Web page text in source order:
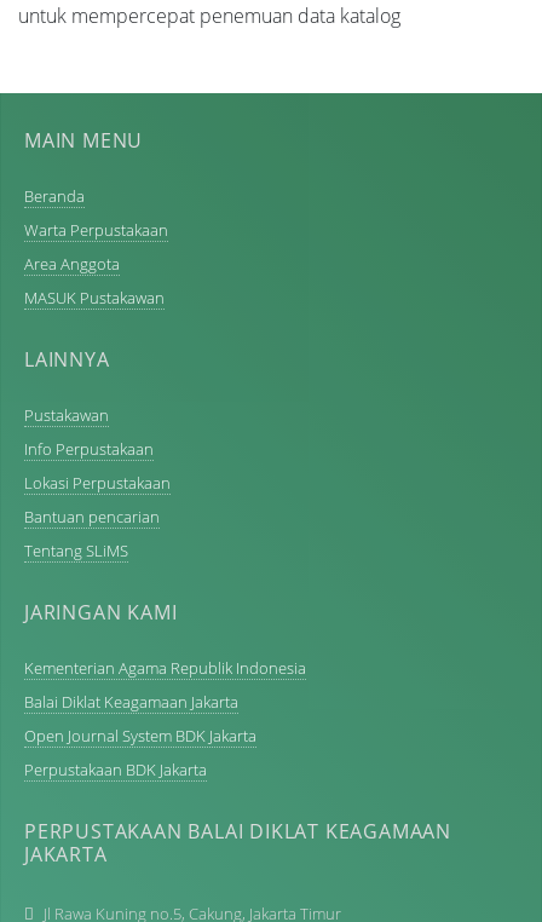
untuk mempercepat penemuan data katalog
MAIN MENU
Beranda
Warta Perpustakaan
Area Anggota
MASUK Pustakawan
LAINNYA
Pustakawan
Info Perpustakaan
Lokasi Perpustakaan
Bantuan pencarian
Tentang SLiMS
JARINGAN KAMI
Kementerian Agama Republik Indonesia
Balai Diklat Keagamaan Jakarta
Open Journal System BDK Jakarta
Perpustakaan BDK Jakarta
PERPUSTAKAAN BALAI DIKLAT KEAGAMAAN
JAKARTA
Jl Rawa Kuning no.5, Cakung, Jakarta Timur